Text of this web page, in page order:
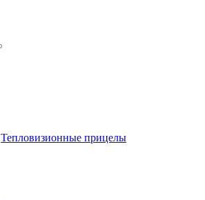
Тепловизионные прицелы